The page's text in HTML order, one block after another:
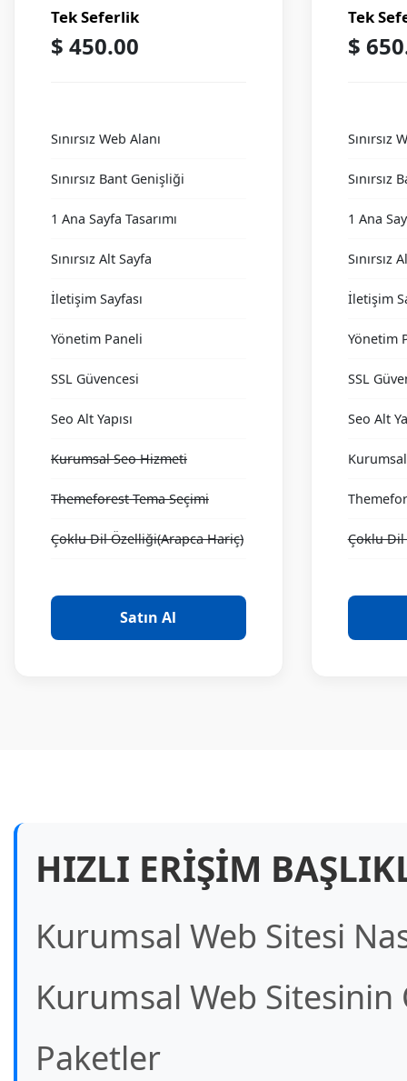
Tek Seferlik
$ 450.00
Sınırsız Web Alanı
Sınırsız Bant Genişliği
1 Ana Sayfa Tasarımı
Sınırsız Alt Sayfa
İletişim Sayfası
Yönetim Paneli
SSL Güvencesi
Seo Alt Yapısı
Kurumsal Seo Hizmeti
Themeforest Tema Seçimi
Çoklu Dil Özelliği(Arapca Hariç)
Satın Al
Tek
$
Sınırsız
Sınırsız
1 Ana
Sınırsız
İletişim
Yönetim
SSL
Seo Alt
Çoklu Dil
HIZLI ERIŞIM
Kurumsal Web Sitesi
Kurumsal Web Sitesinin
Paketler